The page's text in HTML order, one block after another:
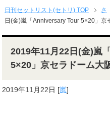
日刊セットリスト(セトリ) TOP さ
日(金)嵐「Anniversary Tour 5×20」京
2019年11月22日(金)嵐
5×20」京セラドーム大
2019年11月22日 [嵐]